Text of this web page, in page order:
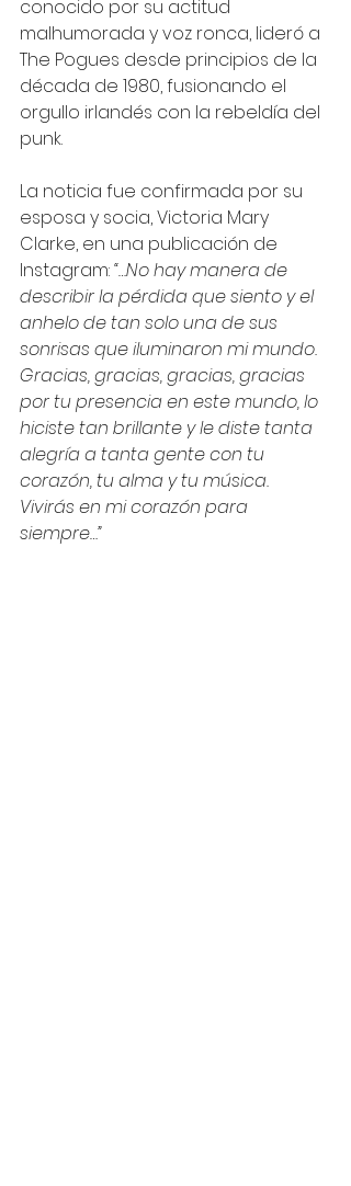
conocido por su actitud
malhumorada y voz ronca, lideró a
The Pogues desde principios de la
década de 1980, fusionando el
orgullo irlandés con la rebeldía del
punk.
La noticia fue confirmada por su
esposa y socia, Victoria Mary
Clarke, en una publicación de
Instagram: “…No hay manera de
describir la pérdida que siento y el
anhelo de tan solo una de sus
sonrisas que iluminaron mi mundo.
Gracias, gracias, gracias, gracias
por tu presencia en este mundo, lo
hiciste tan brillante y le diste tanta
alegría a tanta gente con tu
corazón, tu alma y tu música.
Vivirás en mi corazón para
siempre…”